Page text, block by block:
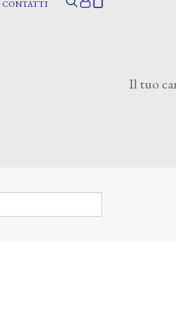
CONTATTI
Il tuo